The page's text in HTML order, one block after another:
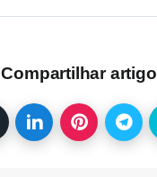
Compartilhar artigo